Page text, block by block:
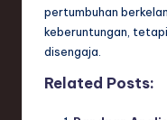
pertumbuhan
keberuntungan,
disengaja.
Related Posts: